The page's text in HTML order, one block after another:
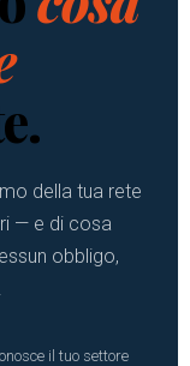
della tua rete
— e di cosa
obbligo,
il tuo settore